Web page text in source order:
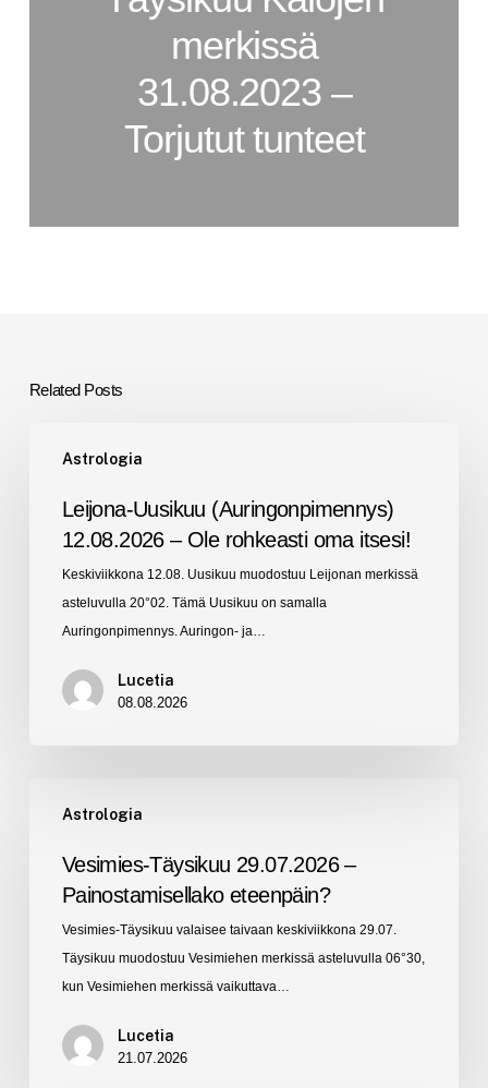
merkissä
31.08.2023 –
Torjutut tunteet
Related Posts
Astrologia
Uusikuu
12.08.2026
rohkeasti
Leijona-Uusikuu (Auringonpimennys)
12.08.2026 – Ole rohkeasti oma itsesi!
Keskiviikkona 12.08. Uusikuu muodostuu Leijonan merkissä
asteluvulla 20°02. Tämä Uusikuu on samalla
Auringonpimennys. Auringon- ja…
Lucetia
08.08.2026
Astrologia
Täysikuu
Painostamisellako
eteenpäin?
Vesimies-Täysikuu 29.07.2026 –
Painostamisellako eteenpäin?
Vesimies-Täysikuu valaisee taivaan keskiviikkona 29.07.
Täysikuu muodostuu Vesimiehen merkissä asteluvulla 06°30,
kun Vesimiehen merkissä vaikuttava…
Lucetia
21.07.2026